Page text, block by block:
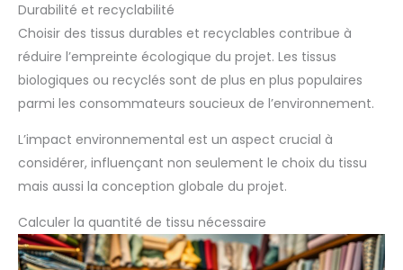
Durabilité et recyclabilité
Choisir des tissus durables et recyclables contribue à
réduire l’empreinte écologique du projet. Les tissus
biologiques ou recyclés sont de plus en plus populaires
parmi les consommateurs soucieux de l’environnement.
L’impact environnemental est un aspect crucial à
considérer, influençant non seulement le choix du tissu
mais aussi la conception globale du projet.
Calculer la quantité de tissu nécessaire